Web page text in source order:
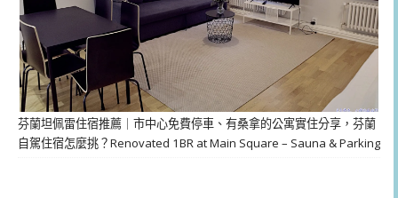
芬蘭坦佩雷住宿推薦｜市中心免費停車、有桑拿的公寓實住分享，芬蘭
自駕住宿怎麼挑？Renovated 1BR at Main Square – Sauna & Parking